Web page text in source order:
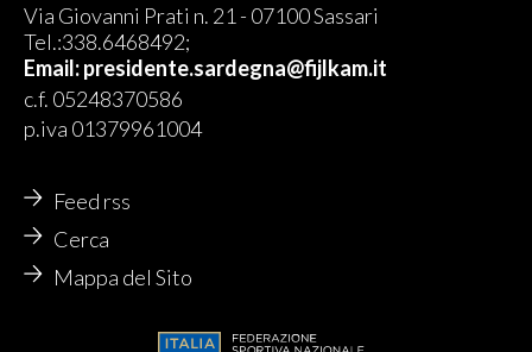
Via Giovanni Prati n. 21 - 07100 Sassari
Tel.:338.6468492;
Email:presidente.sardegna@fijlkam.it
c.f. 05248370586
p.iva 01379961004
Feed rss
Cerca
Mappa del Sito